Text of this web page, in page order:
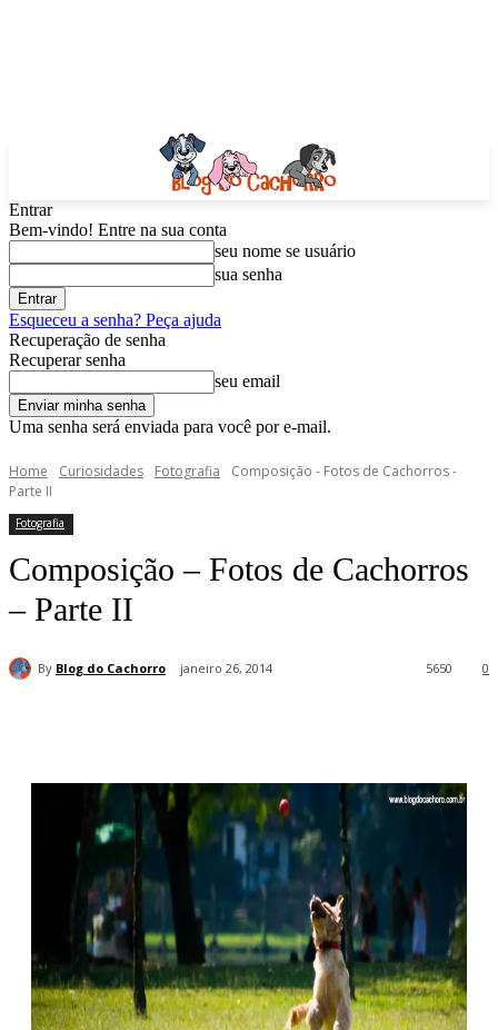
Entrar
Bem-vindo! Entre na sua conta
seu nome se usuário
sua senha
Esqueceu a senha? Peça ajuda
Recuperação de senha
Recuperar senha
seu email
Uma senha será enviada para você por e-mail.
Home Curiosidades Fotografia
Composição - Fotos de Cachorros -
Parte II
Fotografia
Composição – Fotos de Cachorros
– Parte II
By Blog do Cachorro janeiro 26, 2014 0
5650